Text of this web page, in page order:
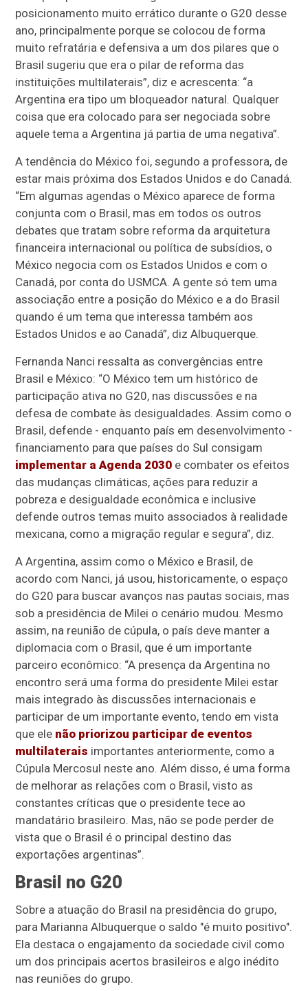
posicionamento muito errático durante o G20 desse
ano, principalmente porque se colocou de forma
muito refratária e defensiva a um dos pilares que o
Brasil sugeriu que era o pilar de reforma das
instituições multilaterais”, diz e acrescenta: “a
Argentina era tipo um bloqueador natural. Qualquer
coisa que era colocado para ser negociada sobre
aquele tema a Argentina já partia de uma negativa”.
A tendência do México foi, segundo a professora, de
estar mais próxima dos Estados Unidos e do Canadá.
“Em algumas agendas o México aparece de forma
conjunta com o Brasil, mas em todos os outros
debates que tratam sobre reforma da arquitetura
financeira internacional ou política de subsídios, o
México negocia com os Estados Unidos e com o
Canadá, por conta do USMCA. A gente só tem uma
associação entre a posição do México e a do Brasil
quando é um tema que interessa também aos
Estados Unidos e ao Canadá”, diz Albuquerque.
Fernanda Nanci ressalta as convergências entre
Brasil e México: “O México tem um histórico de
participação ativa no G20, nas discussões e na
defesa de combate às desigualdades. Assim como o
Brasil, defende - enquanto país em desenvolvimento -
financiamento para que países do Sul consigam
implementar a Agenda 2030 e combater os efeitos
das mudanças climáticas, ações para reduzir a
pobreza e desigualdade econômica e inclusive
defende outros temas muito associados à realidade
mexicana, como a migração regular e segura”, diz.
A Argentina, assim como o México e Brasil, de
acordo com Nanci, já usou, historicamente, o espaço
do G20 para buscar avanços nas pautas sociais, mas
sob a presidência de Milei o cenário mudou. Mesmo
assim, na reunião de cúpula, o país deve manter a
diplomacia com o Brasil, que é um importante
parceiro econômico: “A presença da Argentina no
encontro será uma forma do presidente Milei estar
mais integrado às discussões internacionais e
participar de um importante evento, tendo em vista
que ele não priorizou participar de eventos
multilaterais importantes anteriormente, como a
Cúpula Mercosul neste ano. Além disso, é uma forma
de melhorar as relações com o Brasil, visto as
constantes críticas que o presidente tece ao
mandatário brasileiro. Mas, não se pode perder de
vista que o Brasil é o principal destino das
exportações argentinas”.
Brasil no G20
Sobre a atuação do Brasil na presidência do grupo,
para Marianna Albuquerque o saldo "é muito positivo".
Ela destaca o engajamento da sociedade civil como
um dos principais acertos brasileiros e algo inédito
nas reuniões do grupo.